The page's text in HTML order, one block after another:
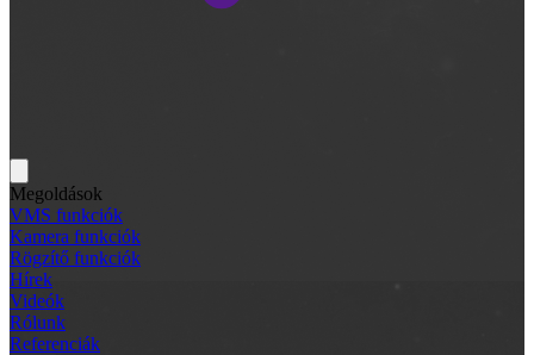
Megoldások
VMS funkciók
Kamera funkciók
Rögzítő funkciók
Hírek
Videók
Rólunk
Referenciák